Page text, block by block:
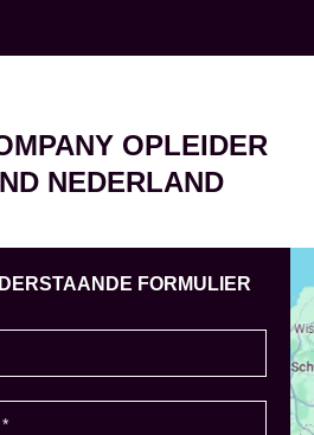
OPLEIDER
NEDERLAND
FORMULIER